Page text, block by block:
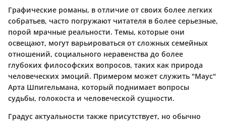
Графические романы, в отличие от своих более легких
собратьев, часто погружают читателя в более серьезные,
порой мрачные реальности. Темы, которые они
освещают, могут варьироваться от сложных семейных
отношений, социального неравенства до более
глубоких философских вопросов, таких как природа
человеческих эмоций. Примером может служить "Маус"
Арта Шпигельмана, который поднимает вопросы
судьбы, голокоста и человеческой сущности.
Градус актуальности также присутствует, но обычно